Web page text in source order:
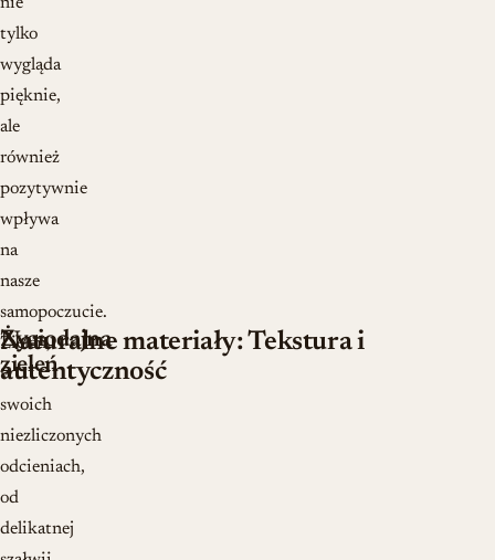
tylko
wygląda
pięknie,
ale
również
pozytywnie
wpływa
na
nasze
samopoczucie.
Życiodajna
zieleń
Zieleń,
w
swoich
niezliczonych
odcieniach,
od
delikatnej
Naturalne materiały: Tekstura i
autentyczność